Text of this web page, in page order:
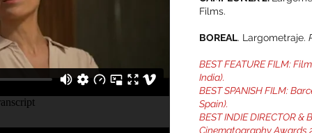
Films.
BOREAL. Largometraje.
BEST FEATURE FILM:
India).
BEST SPANISH FILM:
Spain).
BEST INDIE DIRECTOR &
Cinematography Awards